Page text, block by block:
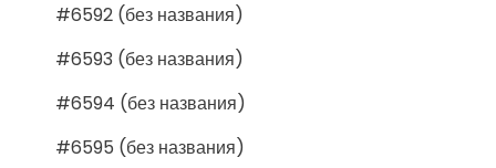
#6592 (без названия)
#6593 (без названия)
#6594 (без названия)
#6595 (без названия)